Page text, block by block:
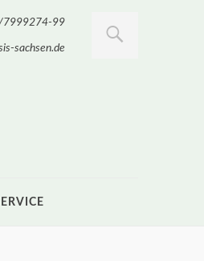
7999274-99
sachsen.de